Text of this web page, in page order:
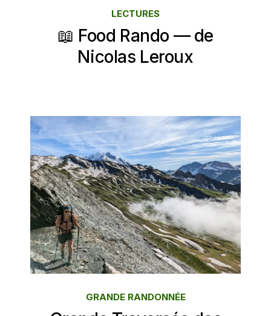
📖 Food Rando — de
Nicolas Leroux
LECTURES
GRANDE RANDONNÉE